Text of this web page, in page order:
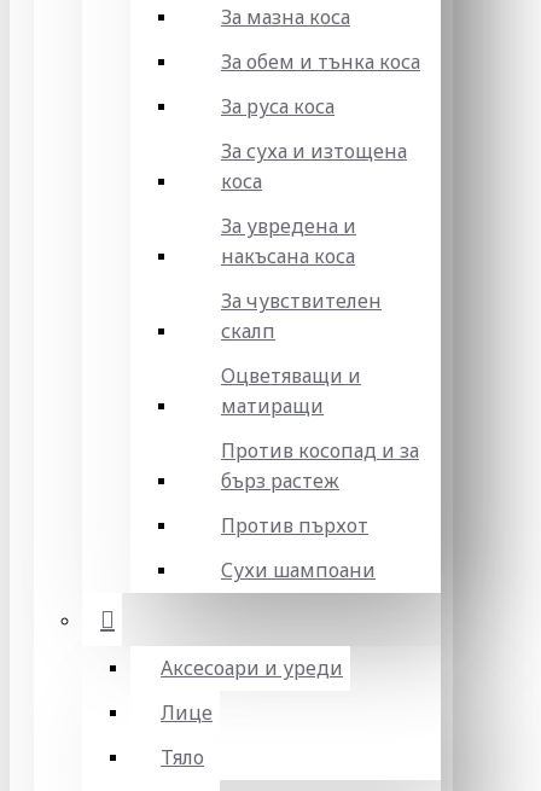
За мазна коса
За обем и тънка коса
За руса коса
За суха и изтощена
коса
За увредена и
накъсана коса
За чувствителен
скалп
Оцветяващи и
матиращи
Против косопад и за
бърз растеж
Против пърхот
Сухи шампоани
Аксесоари и уреди
Лице
Тяло